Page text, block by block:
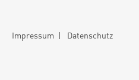
Impressum | Datenschutz